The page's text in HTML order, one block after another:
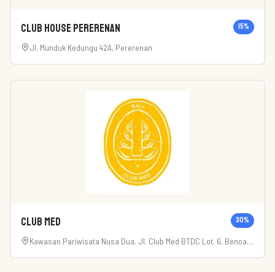
Club House Pererenan 15%
Jl. Munduk Kedungu 42A, Pererenan
Club Med 30%
Kawasan Pariwisata Nusa Dua, Jl. Club Med BTDC Lot. 6, Benoa,